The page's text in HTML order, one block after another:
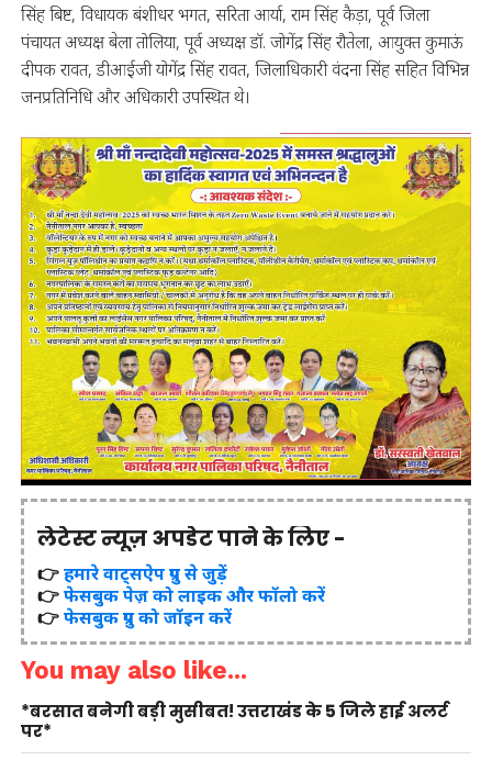
सिंह बिष्ट, विधायक बंशीधर भगत, सरिता आर्या, राम सिंह कैड़ा, पूर्व जिला
पंचायत अध्यक्ष बेला तोलिया, पूर्व अध्यक्ष डॉ. जोगेंद्र सिंह रौतेला, आयुक्त कुमाऊं
दीपक रावत, डीआईजी योगेंद्र सिंह रावत, जिलाधिकारी वंदना सिंह सहित विभिन्न
जनप्रतिनिधि और अधिकारी उपस्थित थे।
लेटेस्ट न्यूज़ अपडेट पाने के लिए -
👉हमारे वाट्सऐप ग्रुप से जुड़ें
👉फेसबुक पेज़ को लाइक और फॉलो करें
👉फेसबुक ग्रुप को जॉइन करें
You may also like...
*बरसात बनेगी बड़ी मुसीबत! उत्तराखंड के 5 जिले हाई अलर्ट
पर*